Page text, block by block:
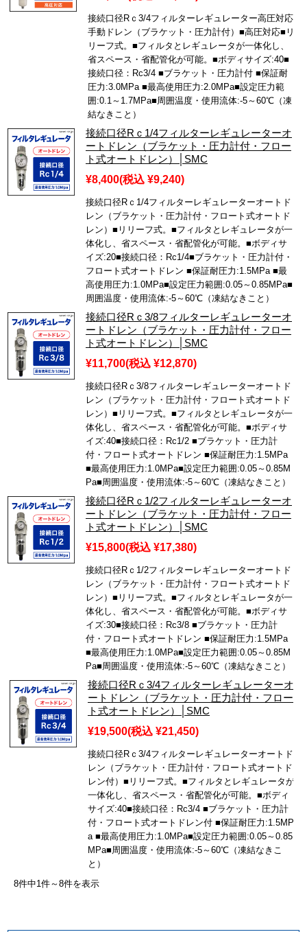
接続口径Rｃ3/4フィルターレギュレーター高圧対応
手動ドレン（ブラケット・圧力計付）■高圧対応■リ
リーフ式。■フィルタとレギュレータが一体化し、
省スペース・省配管化が可能。■ボディサイズ:40■
接続口径：Rc3/4 ■ブラケット・圧力計付 ■保証耐
圧力:3.0MPa ■最高使用圧力:2.0MPa■設定圧力範
囲:0.1～1.7MPa■周囲温度・使用流体:-5～60℃（凍
結なきこと）
接続口径Rｃ1/4フィルターレギュレーターオ
ートドレン（ブラケット・圧力計付・フロー
ト式オートドレン）│SMC
¥8,400(税込 ¥9,240)
接続口径Rｃ1/4フィルターレギュレーターオートド
レン（ブラケット・圧力計付・フロート式オートド
レン）■リリーフ式。■フィルタとレギュレータが一
体化し、省スペース・省配管化が可能。■ボディサ
イズ:20■接続口径：Rc1/4■ブラケット・圧力計付・
フロート式オートドレン ■保証耐圧力:1.5MPa ■最
高使用圧力:1.0MPa■設定圧力範囲:0.05～0.85MPa■
周囲温度・使用流体:-5～60℃（凍結なきこと）
接続口径Rｃ3/8フィルターレギュレーターオ
ートドレン（ブラケット・圧力計付・フロー
ト式オートドレン）│SMC
¥11,700(税込 ¥12,870)
接続口径Rｃ3/8フィルターレギュレーターオートド
レン（ブラケット・圧力計付・フロート式オートド
レン）■リリーフ式。■フィルタとレギュレータが一
体化し、省スペース・省配管化が可能。■ボディサ
イズ:40■接続口径：Rc1/2 ■ブラケット・圧力計
付・フロート式オートドレン ■保証耐圧力:1.5MPa
■最高使用圧力:1.0MPa■設定圧力範囲:0.05～0.85M
Pa■周囲温度・使用流体:-5～60℃（凍結なきこと）
接続口径Rｃ1/2フィルターレギュレーターオ
ートドレン（ブラケット・圧力計付・フロー
ト式オートドレン）│SMC
¥15,800(税込 ¥17,380)
接続口径Rｃ1/2フィルターレギュレーターオートド
レン（ブラケット・圧力計付・フロート式オートド
レン）■リリーフ式。■フィルタとレギュレータが一
体化し、省スペース・省配管化が可能。■ボディサ
イズ:30■接続口径：Rc3/8 ■ブラケット・圧力計
付・フロート式オートドレン ■保証耐圧力:1.5MPa
■最高使用圧力:1.0MPa■設定圧力範囲:0.05～0.85M
Pa■周囲温度・使用流体:-5～60℃（凍結なきこと）
接続口径Rｃ3/4フィルターレギュレーターオ
ートドレン（ブラケット・圧力計付・フロー
ト式オートドレン）│SMC
¥19,500(税込 ¥21,450)
接続口径Rｃ3/4フィルターレギュレーターオートド
レン（ブラケット・圧力計付・フロート式オートド
レン付）■リリーフ式。■フィルタとレギュレータが
一体化し、省スペース・省配管化が可能。■ボディ
サイズ:40■接続口径：Rc3/4 ■ブラケット・圧力計
付・フロート式オートドレン付 ■保証耐圧力:1.5MP
a ■最高使用圧力:1.0MPa■設定圧力範囲:0.05～0.85
MPa■周囲温度・使用流体:-5～60℃（凍結なきこ
と）
8件中1件～8件を表示